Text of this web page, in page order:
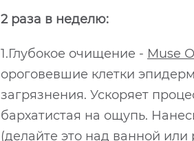
2 раза в неделю:
1.Глубокое очищение - Muse
ороговевшие клетки
загрязнения. Ускоряет
бархатистая на ощупь.
(делайте это над ванной или